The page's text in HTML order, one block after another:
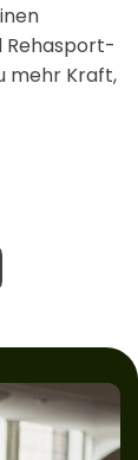
Rehasport-
mehr Kraft,